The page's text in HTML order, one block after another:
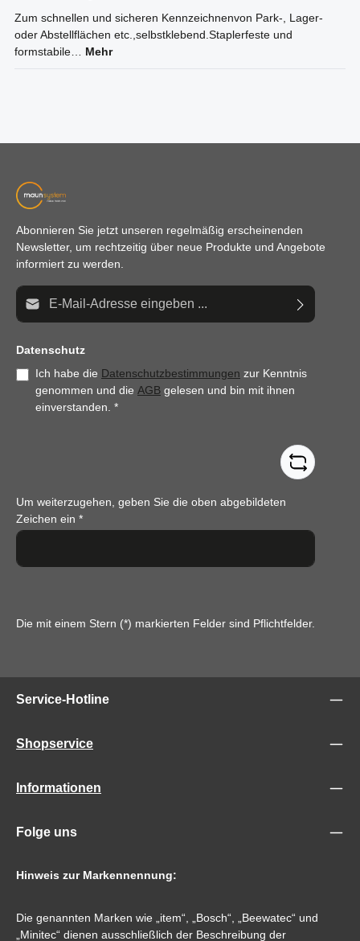
Zum schnellen und sicheren Kennzeichnenvon Park-, Lager-
oder Abstellflächen etc.,selbstklebend.Staplerfeste und
formstabile… Mehr
Abonnieren Sie jetzt unseren regelmäßig erscheinenden
Newsletter, um rechtzeitig über neue Produkte und Angebote
informiert zu werden.
E-Mail-Adresse*
Datenschutz
Ich habe die Datenschutzbestimmungen zur Kenntnis
genommen und die AGB gelesen und bin mit ihnen
einverstanden. *
Um weiterzugehen, geben Sie die oben abgebildeten
Zeichen ein *
Die mit einem Stern (*) markierten Felder sind Pflichtfelder.
Service-Hotline
Shopservice
Informationen
Folge uns
Hinweis zur Markennennung:
Die genannten Marken wie „item“, „Bosch“, „Beewatec“ und
„Minitec“ dienen ausschließlich der Beschreibung der